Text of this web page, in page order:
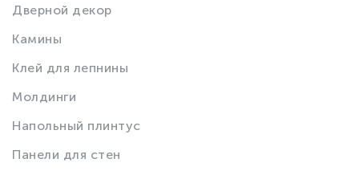
Дверной декор
Камины
Клей для лепнины
Молдинги
Напольный плинтус
Панели для стен